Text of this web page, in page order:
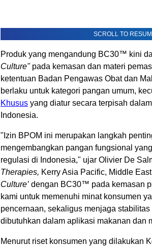
SCROLL TO
Produk yang mengandung BC30™ kini
Culture"pada kemasan dan materi
ketentuan Badan Pengawas Obat dan
berlaku untuk kategori pangan umum,
Khusus yang diatur secara terpisah
Indonesia.
"Izin BPOM ini merupakan langkah
mengembangkan pangan fungsional
regulasi di Indonesia," ujar Olivier De
Therapies, Kerry Asia Pacific, Middle
Culture’ dengan BC30™ pada kemasan
kami untuk memenuhi minat konsumen
pencernaan, sekaligus menjaga
dibutuhkan dalam aplikasi makanan dan
Menurut riset konsumen yang dilakukan